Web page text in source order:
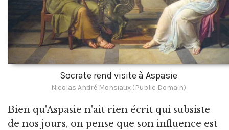
Socrate rend visite à Aspasie
Nicolas André Monsiaux (Public Domain)
Bien qu'Aspasie n'ait rien écrit qui subsiste
de nos jours, on pense que son influence est